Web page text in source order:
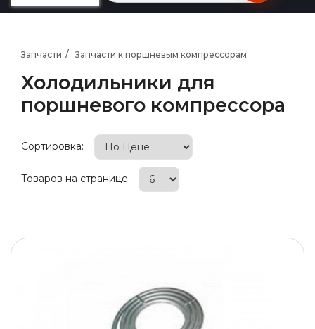
Запчасти Запчасти к поршневым компрессорам
Холодильники для
поршневого компрессора
Сортировка:
Товаров на странице